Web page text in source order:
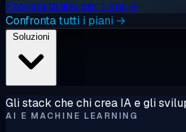
Provala gratis per 1 ora →
Confronta tutti i piani →
Gli stack che chi crea IA e gli
AI E MACHINE LEARNING